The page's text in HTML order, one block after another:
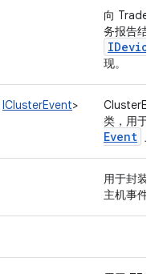
向
务报告结
IDevice
现。
IClusterEvent>
类，用于
Event 上
用于封装
主机事件